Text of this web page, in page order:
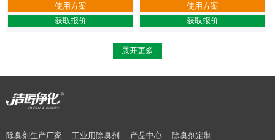
使用方案
获取报价
使用方案
获取报价
展开更多
除臭剂生产厂家 工业用除臭剂 产品中心 除臭剂定制